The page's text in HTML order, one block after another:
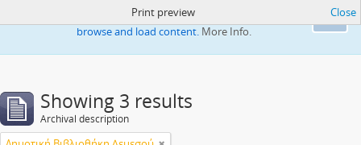
Ok
This website uses cookies to enhance your ability to
browse and load content. More Info.
Print preview Close
Showing 3 results
Archival description